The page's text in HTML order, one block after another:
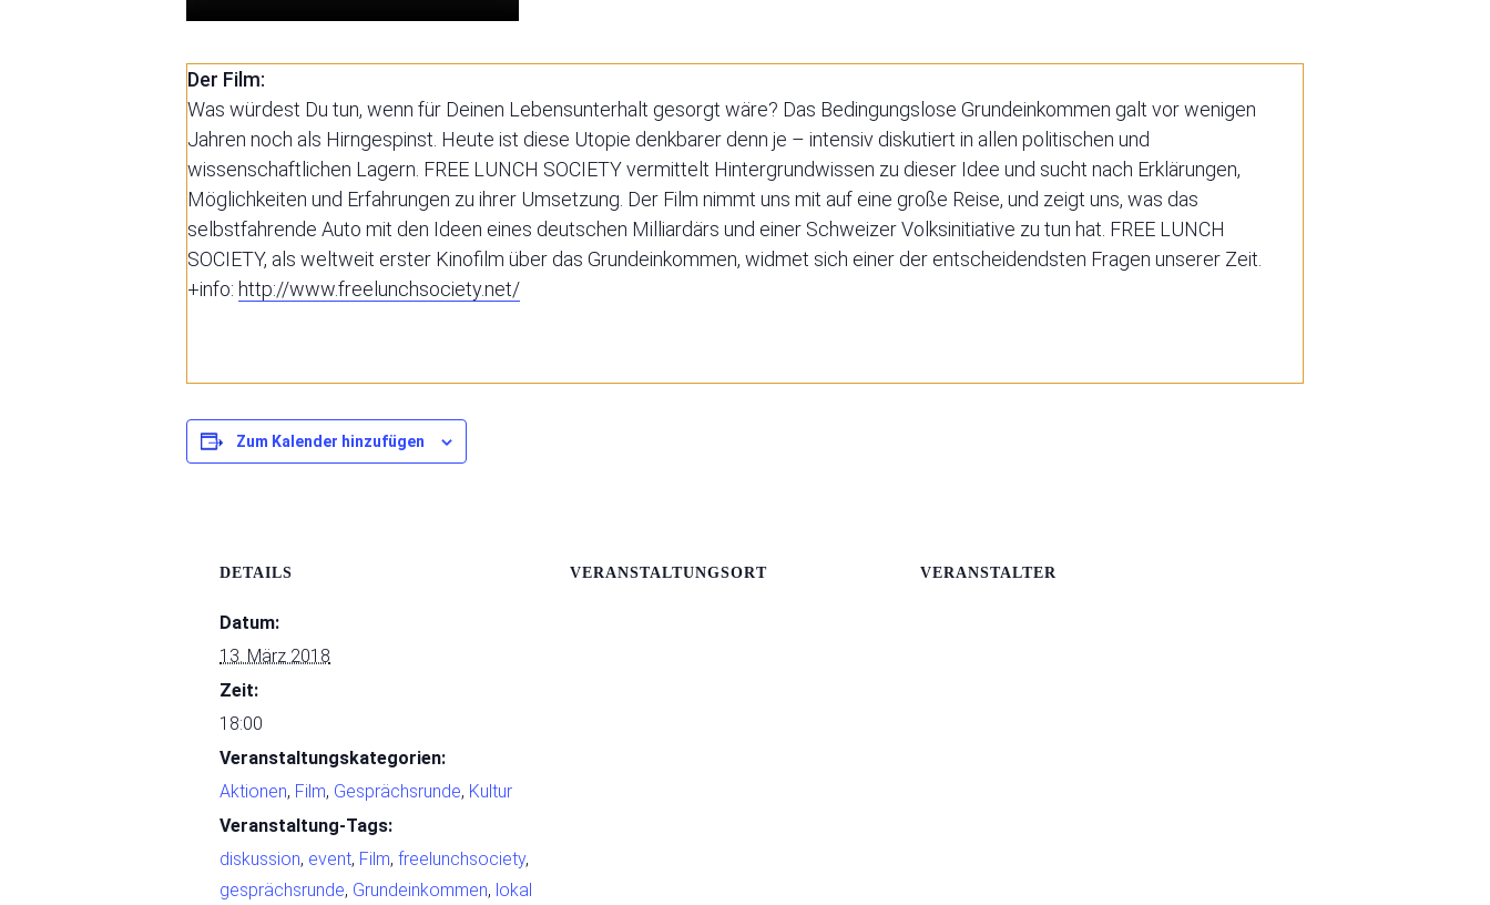
Der Film:
Was würdest Du tun, wenn für Deinen Lebensunterhalt gesorgt wäre? Das Bedingungslose Grundeinkommen galt vor wenigen
Jahren noch als Hirngespinst. Heute ist diese Utopie denkbarer denn je – intensiv diskutiert in allen politischen und
wissenschaftlichen Lagern. FREE LUNCH SOCIETY vermittelt Hintergrundwissen zu dieser Idee und sucht nach Erklärungen,
Möglichkeiten und Erfahrungen zu ihrer Umsetzung. Der Film nimmt uns mit auf eine große Reise, und zeigt uns, was das
selbstfahrende Auto mit den Ideen eines deutschen Milliardärs und einer Schweizer Volksinitiative zu tun hat. FREE LUNCH
SOCIETY, als weltweit erster Kinofilm über das Grundeinkommen, widmet sich einer der entscheidendsten Fragen unserer Zeit.
+info: http://www.freelunchsociety.net/
Zum Kalender hinzufügen
DETAILS
Datum:
13. März 2018
Zeit:
18:00
Veranstaltungskategorien:
Aktionen, Film, Gesprächsrunde, Kultur
Veranstaltung-Tags:
diskussion, event, Film, freelunchsociety,
gesprächsrunde, Grundeinkommen, lokal
VERANSTALTUNGSORT VERANSTALTER